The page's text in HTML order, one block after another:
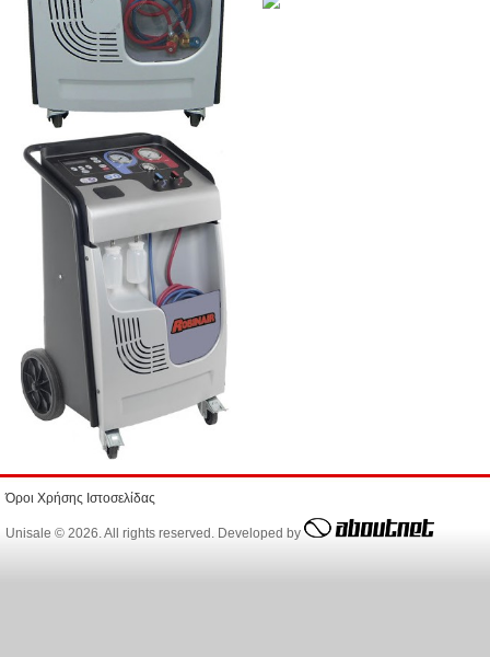
Όροι Χρήσης Ιστοσελίδας
Unisale © 2026. All rights reserved. Developed by